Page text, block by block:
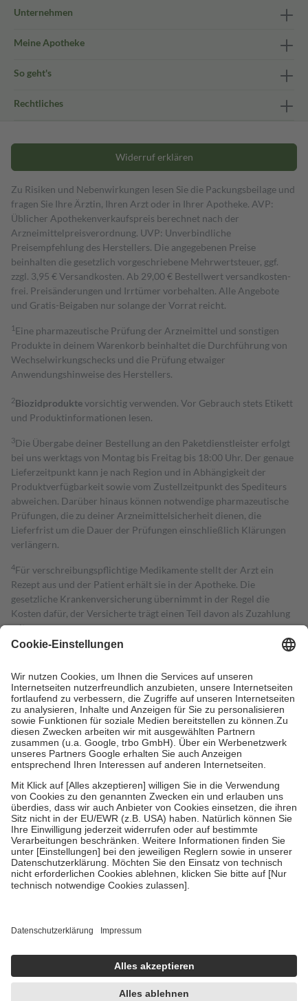
Unternehmen
Meine Apotheke
So geht's
Rechtliches
Widerruf erklären
Zu Risiken und Nebenwirkungen lesen Sie die Packungsbeilage und
fragen Sie Ihre Ärztin, Ihren Arzt oder in Ihrer Apotheke. AVP:
Üblicher Apothekenverkaufspreis berechnet nach der
Arzneimittelpreisverordnung. UVP: Unverbindliche
Preisempfehlung des Herstellers. Die angegebenen Preise
beinhalten die gesetzlich vorgeschriebene Mehrwertsteuer, ggf.
zzgl. 3,95 € Versandkosten. Ab 29,00 € Bestell­wert versand­kosten­
frei. Preisänderungen und Irrtümer vorbehalten. Alle Angebote
und Gratis-Beigaben nur solange der Vorrat reicht.
1 Eine pharmazeutische Prüfung der Arzneimittel und sonstigen
Produkte in deinem Warenkorb beinhaltet die Durchführung von
Wechselwirkungschecks und die Prüfung etwaiger
Anwendungshinweise des Herstellers.
2Biozidproduktevorsichtig verwenden. Vor Gebrauch stets Etikett
und Produktinformationen lesen.
3Die Übergabe deiner Bestellung an den Paketdienstleister erfolgt
bei uns werktags von Montag bis Freitag bis 18:00 Uhr. Der genaue
Lieferzeitpunkt kann je nach Region und in Abhängigkeit der
Produktverfügbarkeit sowie vom Zustellzeitpunkt des Spediteurs
abweichen. Darüber hinaus können notwendige pharmazeutische
Prüfungen, die zu deiner Arzneimittelsicherheit dienen, die
Lieferfrist um die Dauer der Prüfungen einschließlich Klärungen
verlängern.
4Für verschreibungspflichtige Medikamente stellt der Arzt ein
Rezept aus und der Patient erhält sie in der Apotheke. Die
gesetzliche Krankenversicherung übernimmt in der Regel die
Kosten dafür, der Versicherte trägt einen Teil davon als Zuzahlung
mit.
Grundsätzlich leisten Mitglieder Zuzahlungen in Höhe von zehn
höchstens zehn Euro.
Es sind jedoch nie mehr als die tatsächlichen
Kosten der Leistung zu entrichten.
Diese Regeln gelten grundsätzlich auch für Online-Apotheken.
Bei Heilmitteln und häuslicher Krankenpflege beträgt die
Zuzahlung zehn Prozent der Kosten sowie zehn Euro je
Verordnung.
Um das Engagement der Versicherten für ihre eigene Gesundheit zu
stärken und die besondere Stellung der Familie zu unterstützen,
fallenkeine Zuzahlungenan bei:
• Kindern und Jugendlichen bis zum vollendeten 18. Lebensjahr
mit Ausnahme der Fahrkosten
• Untersuchungen zur Vorsorge und Früherkennung, die von der
GKV getragen werden
• empfohlenen Schutzimpfungen
• Harn- und Blutteststreifen
getroffen, um sicherzustellen, dass es sich um echte Bewertungen
https://help.etrusted.com/hc/de/articles/4419944605341
Einige Bilder und Inhalte wurden unter Zuhilfenahme künstlicher